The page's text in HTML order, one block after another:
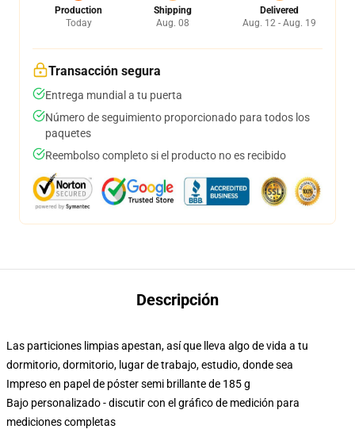
Production
Today
Shipping
Aug. 08
Delivered
Aug. 12 - Aug. 19
Transacción segura
Entrega mundial a tu puerta
Número de seguimiento proporcionado para todos los
paquetes
Reembolso completo si el producto no es recibido
Descripción
Las particiones limpias apestan, así que lleva algo de vida a tu
dormitorio, dormitorio, lugar de trabajo, estudio, donde sea
Impreso en papel de póster semi brillante de 185 g
Bajo personalizado - discutir con el gráfico de medición para
mediciones completas